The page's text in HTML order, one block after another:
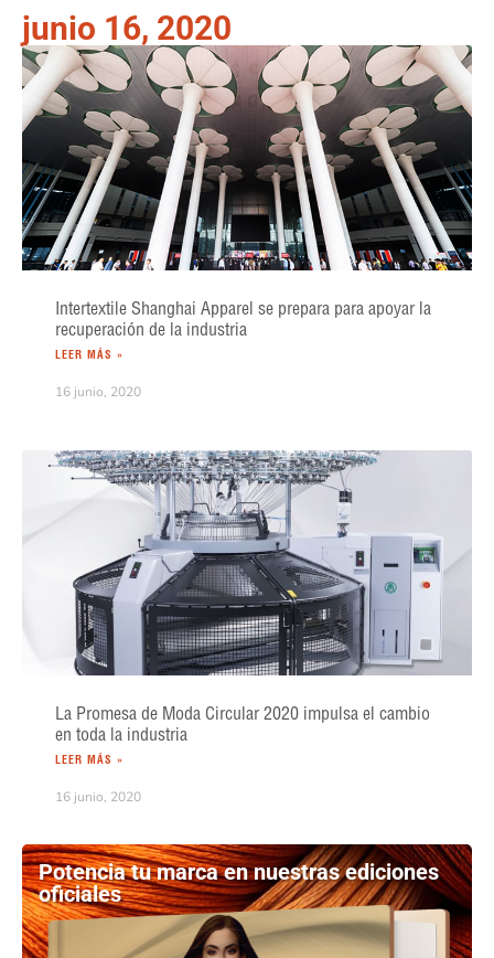
junio 16, 2020
Intertextile Shanghai Apparel se prepara para apoyar la
recuperación de la industria
LEER MÁS »
16 junio, 2020
La Promesa de Moda Circular 2020 impulsa el cambio
en toda la industria
LEER MÁS »
16 junio, 2020
Potencia tu marca en nuestras ediciones
oficiales